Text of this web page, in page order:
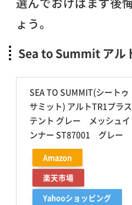
ょう。
Sea to Summit アル
SEA TO SUMMIT(シートゥ
サミット) アルトTR1プラス
テント グレー メッシュイ
ンナー ST87001 グレー
Amazon
楽天市場
Yahooショッピング